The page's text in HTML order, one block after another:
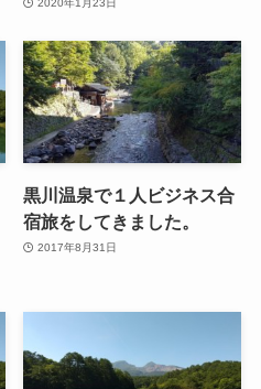
2020年1月23日
黒川温泉で１人ビジネス合
宿旅をしてきました。
2017年8月31日